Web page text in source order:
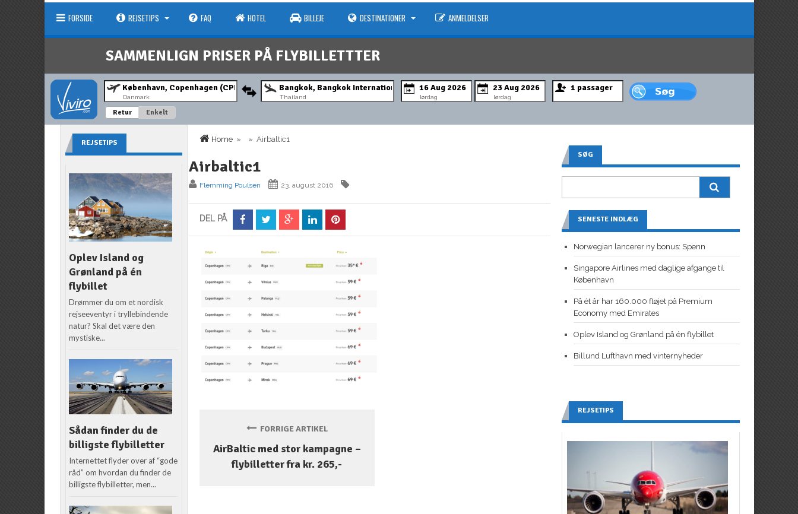
FORSIDE REJSETIPS FAQ HOTEL BILLEJE DESTINATIONER ANMELDELSER
SAMMENLIGN PRISER PÅ FLYBILLETTTER
Danmark Thailand lørdag lørdag
Retur Enkelt
Home » » Airbaltic1
Airbaltic1
Flemming Poulsen 23. august 2016
DEL PÅ
FORRIGE ARTIKEL
AirBaltic med stor kampagne –
flybilletter fra kr. 265,-
REJSETIPS
Oplev Island og
Grønland på én
flybillet
Drømmer du om et nordisk
rejseeventyr i tryllebindende
natur? Skal det være den
mystiske...
Sådan finder du de
billigste flybilletter
Internettet flyder over af “gode
råd” om hvordan du finder de
billigste flybilletter, men...
SØG
SENESTE INDLÆG
Norwegian lancerer ny bonus: Spenn
Singapore Airlines med daglige afgange til
København
På ét år har 160.000 fløjet på Premium
Economy med Emirates
Oplev Island og Grønland på én flybillet
Billund Lufthavn med vinternyheder
REJSETIPS